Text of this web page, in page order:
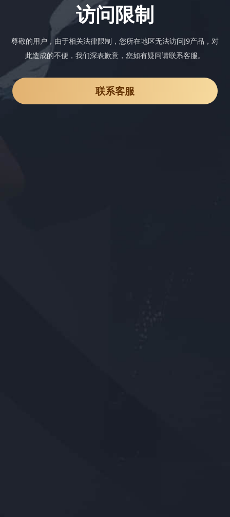
访问限制
尊敬的用户，由于相关法律限制，您所在地区无法访问J9产品，对
此造成的不便，我们深表歉意，您如有疑问请联系客服。
联系客服